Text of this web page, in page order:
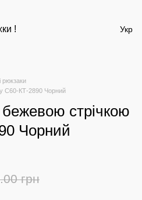
! Укр
рюкзаки
С60-КТ-2890 Чорний
бежевою стрічкою
Чорний
грн